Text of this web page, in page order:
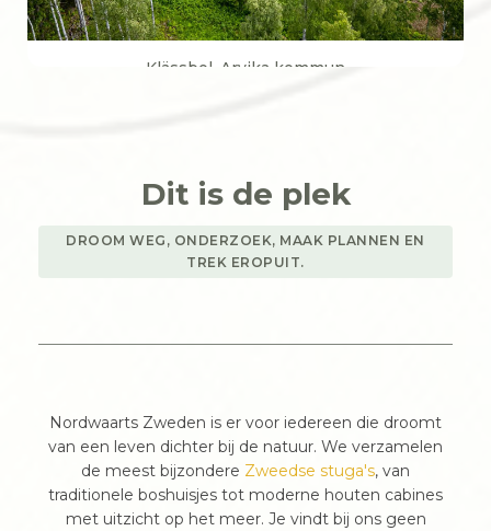
Klässbol, Arvika kommun
3.594 m²
Dit is de plek
DROOM WEG, ONDERZOEK, MAAK PLANNEN EN
TREK EROPUIT.
Nordwaarts Zweden is er voor iedereen die droomt
van een leven dichter bij de natuur. We verzamelen
de meest bijzondere Zweedse stuga's, van
traditionele boshuisjes tot moderne houten cabines
met uitzicht op het meer. Je vindt bij ons geen